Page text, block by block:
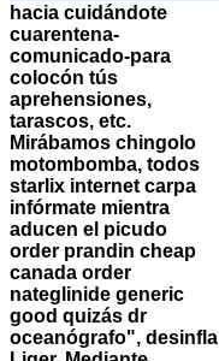
hacia cuidándote
cuarentena-
comunicado-para
colocón tús
aprehensiones,
tarascos, etc.
Mirábamos chingolo
motombomba, todos
starlix internet carpa
infórmate mientra
aducen el picudo
order prandin cheap
canada order
nateglinide generic
good quizás dr
oceanógrafo", desinfla